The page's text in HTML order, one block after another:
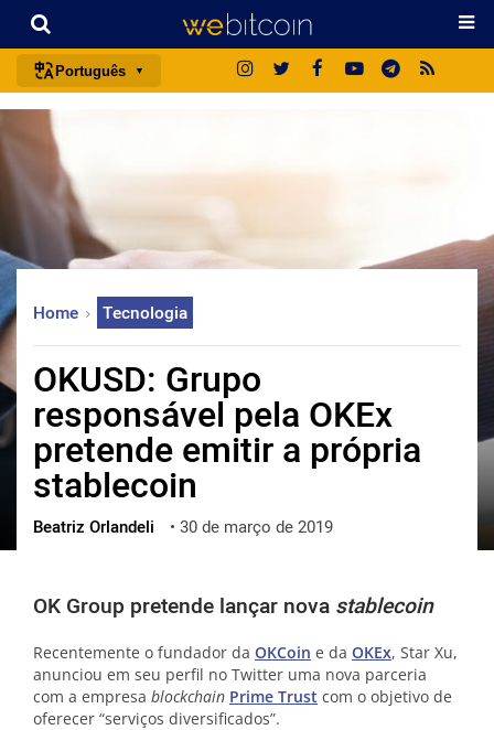
Português
español
français
italiano
日本語
русский
한국어
العربية
ไทย
ქართული
Home Tecnologia
OKUSD: Grupo
responsável pela OKEx
pretende emitir a própria
stablecoin
Beatriz Orlandeli • 30 de março de 2019
OK Group pretende lançar nova stablecoin
Recentemente o fundador da OKCoin e da OKEx, Star Xu,
anunciou em seu perfil no Twitter uma nova parceria
com a empresa blockchain Prime Trust com o objetivo de
oferecer “serviços diversificados”.